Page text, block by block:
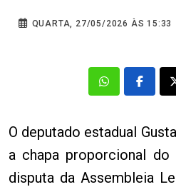
QUARTA, 27/05/2026 ÀS 15:33
O deputado estadual
a chapa proporcional do
disputa da Assembleia